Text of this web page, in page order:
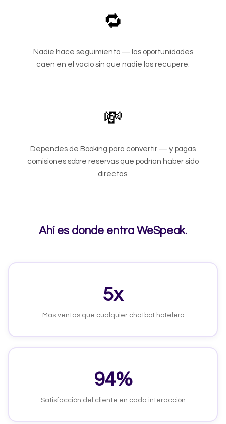
🔁
Nadie hace seguimiento — las oportunidades
caen en el vacío sin que nadie las recupere.
💸
Dependes de Booking para convertir — y pagas
comisiones sobre reservas que podrían haber sido
directas.
Ahí es donde entra WeSpeak.
5x
Más ventas que cualquier chatbot hotelero
94%
Satisfacción del cliente en cada interacción